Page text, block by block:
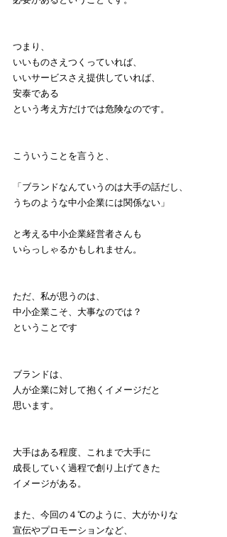
つまり、
いいものさえつくっていれば、
いいサービスさえ提供していれば、
安泰である
という考え方だけでは危険なのです。
こういうことを言うと、
「ブランドなんていうのは大手の話だし、
うちのような中小企業には関係ない」
と考える中小企業経営者さんも
いらっしゃるかもしれません。
ただ、私が思うのは、
中小企業こそ、大事なのでは？
ということです
ブランドは、
人が企業に対して抱くイメージだと
思います。
大手はある程度、これまで大手に
成長していく過程で創り上げてきた
イメージがある。
また、今回の４℃のように、大がかりな
宣伝やプロモーションなど、